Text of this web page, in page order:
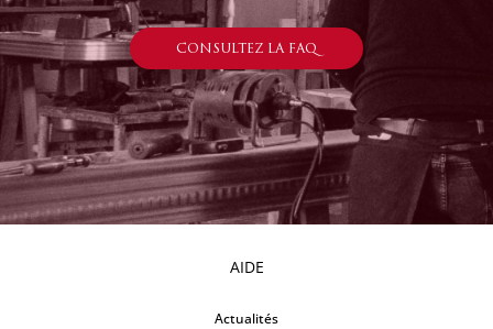
CONSULTEZ LA FAQ
AIDE
Actualités